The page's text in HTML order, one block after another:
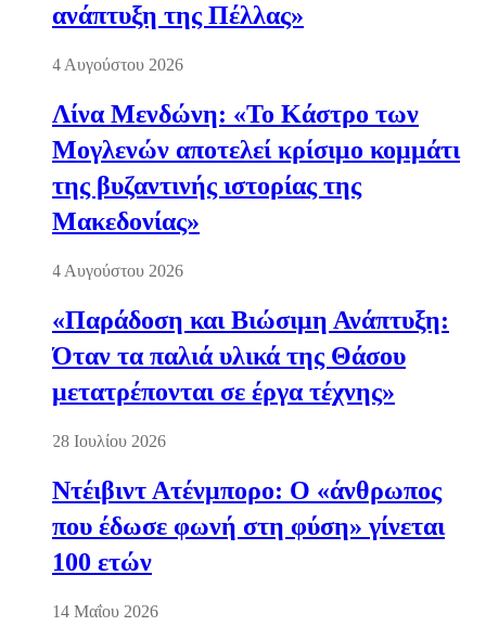
ανάπτυξη της Πέλλας»
4 Αυγούστου 2026
Λίνα Μενδώνη: «Το Κάστρο των
Μογλενών αποτελεί κρίσιμο κομμάτι
της βυζαντινής ιστορίας της
Μακεδονίας»
4 Αυγούστου 2026
«Παράδοση και Βιώσιμη Ανάπτυξη:
Όταν τα παλιά υλικά της Θάσου
μετατρέπονται σε έργα τέχνης»
28 Ιουλίου 2026
Ντέιβιντ Ατένμπορο: Ο «άνθρωπος
που έδωσε φωνή στη φύση» γίνεται
100 ετών
14 Μαΐου 2026